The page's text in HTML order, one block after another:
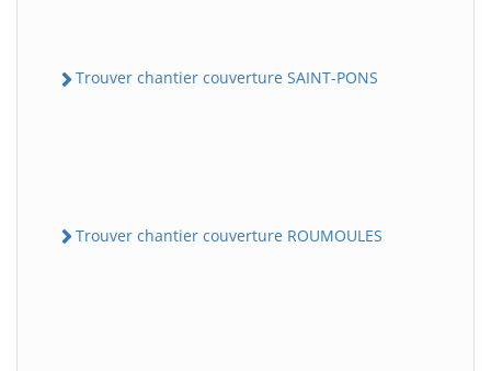
Trouver chantier couverture SAINT-PONS
Trouver chantier couverture ROUMOULES